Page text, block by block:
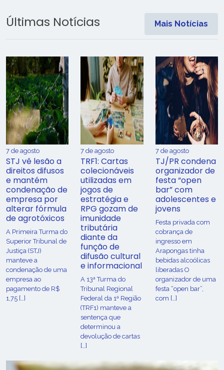
Últimas Notícias Mais Notícias
7 de agosto
STJ vê lesão a
direitos difusos
e mantém
condenação de
empresa por
alterar fórmula
de agrotóxicos
​A Primeira Turma do
Superior Tribunal de
Justiça (STJ)
manteve a
condenação de uma
empresa ao
pagamento de R$
1,75 […]
7 de agosto
TRF1: Cartas
colecionáveis
utilizadas em
jogos de
estratégia e
RPG gozam de
imunidade
tributária
diante da
função de
difusão cultural
e informacional
A 13ª Turma do
Tribunal Regional
Federal da 1ª Região
(TRF1) manteve a
sentença que
determinou a
devolução de cartas
[…]
7 de agosto
TJ/PR condena
organizador de
festa “open
bar” com
adolescentes e
jovens
Festa privada com
cobrança de
ingresso em
Arapongas tinha
bebidas alcoólicas
liberadas O
organizador de uma
festa “open bar”,
com […]